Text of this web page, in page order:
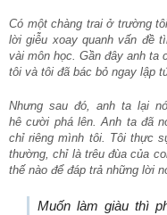
Có một chàng trai ở trường
lời giễu xoay quanh vấn đề
vài môn học. Gần đây anh ta
tôi và tôi đã bác bỏ ngay lập
Nhưng sau đó, anh ta lại
hê cười phá lên. Anh ta đã
chỉ riêng mình tôi. Tôi thực
thường, chỉ là trêu đùa của
thế nào để đáp trả những lời
Muốn làm giàu thì